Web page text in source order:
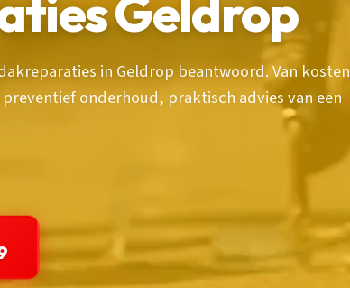
Geldrop
in Geldrop beantwoord. Van kosten
onderhoud, praktisch advies van een